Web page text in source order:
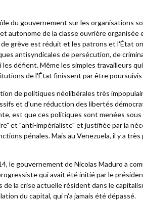
du gouvernement sur les organisations
autonome de la classe ouvrière organisée
grève est réduit et les patrons et l'État
antisyndicales de persécution, de
défient. Même les simples travailleurs
de l'État finissent par être
de politiques néolibérales très
et d'une réduction des libertés
est que ces politiques sont menées
et "anti-impérialiste" et justifiée par la
pénales. Mais au Venezuela, il y a
le gouvernement de Nicolas Maduro a
qui avait été initié par le
de la crise actuelle résident dans le
du capital, qui n'a jamais été dépassé.